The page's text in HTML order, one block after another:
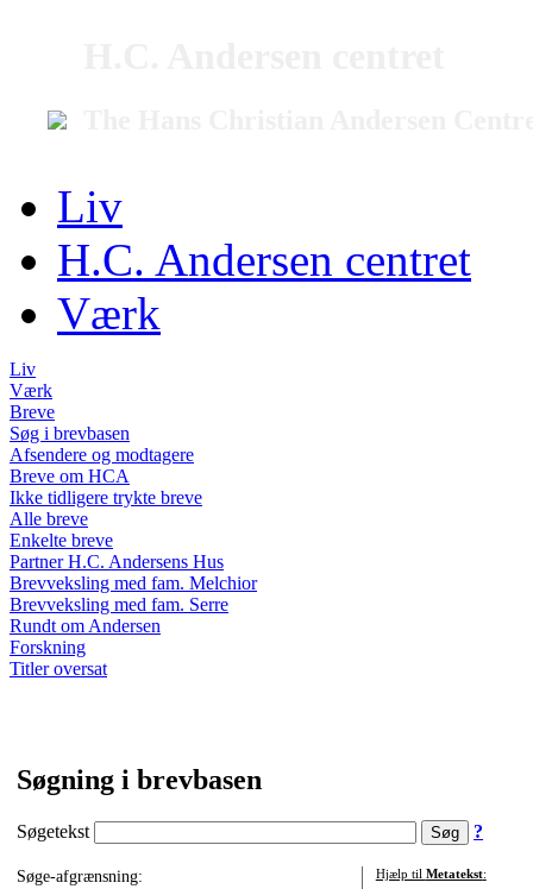
Liv
H.C. Andersen centret
Værk
Liv
Værk
Breve
Søg i brevbasen
Afsendere og modtagere
Breve om HCA
Ikke tidligere trykte breve
Alle breve
Enkelte breve
Partner H.C. Andersens Hus
Brevveksling med fam. Melchior
Brevveksling med fam. Serre
Rundt om Andersen
Forskning
Titler oversat
Søgning i brevbasen
Søgetekst ?
Søge-afgrænsning:
Hjælp til Metatekst: